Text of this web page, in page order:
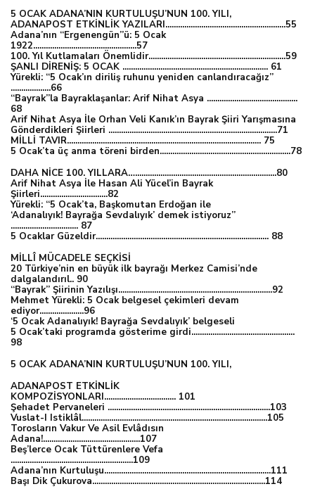
5 OCAK ADANA’NIN KURTULUŞU’NUN 100. YILI,
ADANAPOST ETKİNLİK YAZILARI.........................................................55
Adana’nın “Ergenengün”ü: 5 Ocak
1922.................................................57
100. Yıl Kutlamaları Önemlidir.................................................................59
ŞANLI DİRENİŞ: 5 OCAK ..................................................................... 61
Yürekli: “5 Ocak’ın diriliş ruhunu yeniden canlandıracağız”
...................66
“Bayrak”la Bayraklaşanlar: Arif Nihat Asya ...........................................
68
Arif Nihat Asya İle Orhan Veli Kanık’ın Bayrak Şiiri Yarışmasına
Gönderdikleri Şiirleri ................................................................................71
MİLLİ TAVIR............................................................................................ 75
5 Ocak’ta üç anma töreni birden..............................................................78
DAHA NİCE 100. YILLARA…...................................................................80
Arif Nihat Asya İle Hasan Ali Yücel’in Bayrak
Şiirleri................................82
Yürekli: “5 Ocak’ta, Başkomutan Erdoğan ile
‘Adanalıyık! Bayrağa Sevdalıyık’ demek istiyoruz”
................................ 87
5 Ocaklar Güzeldir.................................................................................. 88
MİLLÎ MÜCADELE SEÇKİSİ
20 Türkiye’nin en büyük ilk bayrağı Merkez Camisi’nde
dalgalandırıl.. 90
“Bayrak” Şiirinin Yazılışı.........................................................................92
Mehmet Yürekli: 5 Ocak belgesel çekimleri devam
ediyor.....................96
‘5 Ocak Adanalıyık! Bayrağa Sevdalıyık’ belgeseli
5 Ocak’taki programda gösterime girdi.................................................
98
5 OCAK ADANA’NIN KURTULUŞU’NUN 100. YILI,
ADANAPOST ETKİNLİK
KOMPOZİSYONLARI.................................. 101
Şehadet Pervaneleri .............................................................................103
Vuslat-I Istiklâl........................................................................................105
Torosların Vakur Ve Asil Evlâdısın
Adana!..............................................107
Beş’lerce Ocak Tüttürenlere Vefa
..........................................................109
Adana’nın Kurtuluşu...............................................................................111
Başı Dik Çukurova..................................................................................114